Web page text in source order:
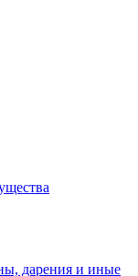
дарения и иные